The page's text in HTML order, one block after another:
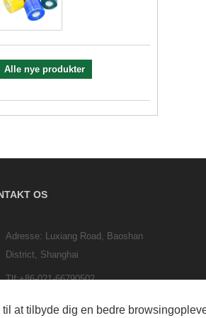
Alle nye produkter
OS
Adresse: Luxiang Road, Baoshan
District, Shanghai
Tlf:+86-021-66790502
telefon:+86-13402161881
at tilbyde dig en bedre